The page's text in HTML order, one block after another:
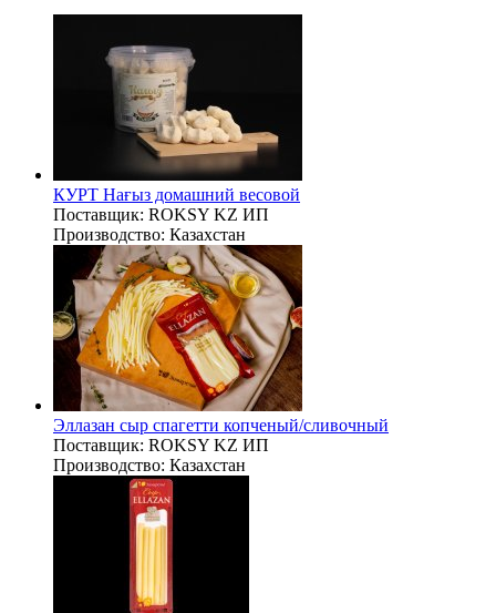
КУРТ Нағыз домашний весовой
Поставщик: ROKSY KZ ИП
Производство: Казахстан
Эллазан сыр спагетти копченый/сливочный
Поставщик: ROKSY KZ ИП
Производство: Казахстан